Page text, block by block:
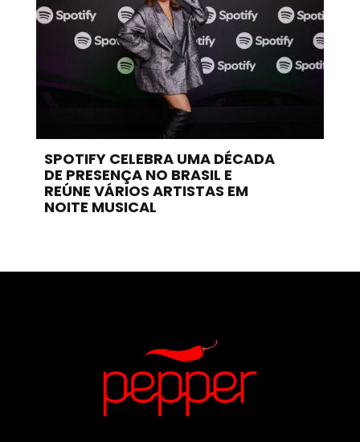
SPOTIFY CELEBRA UMA DÉCADA
DE PRESENÇA NO BRASIL E
REÚNE VÁRIOS ARTISTAS EM
NOITE MUSICAL